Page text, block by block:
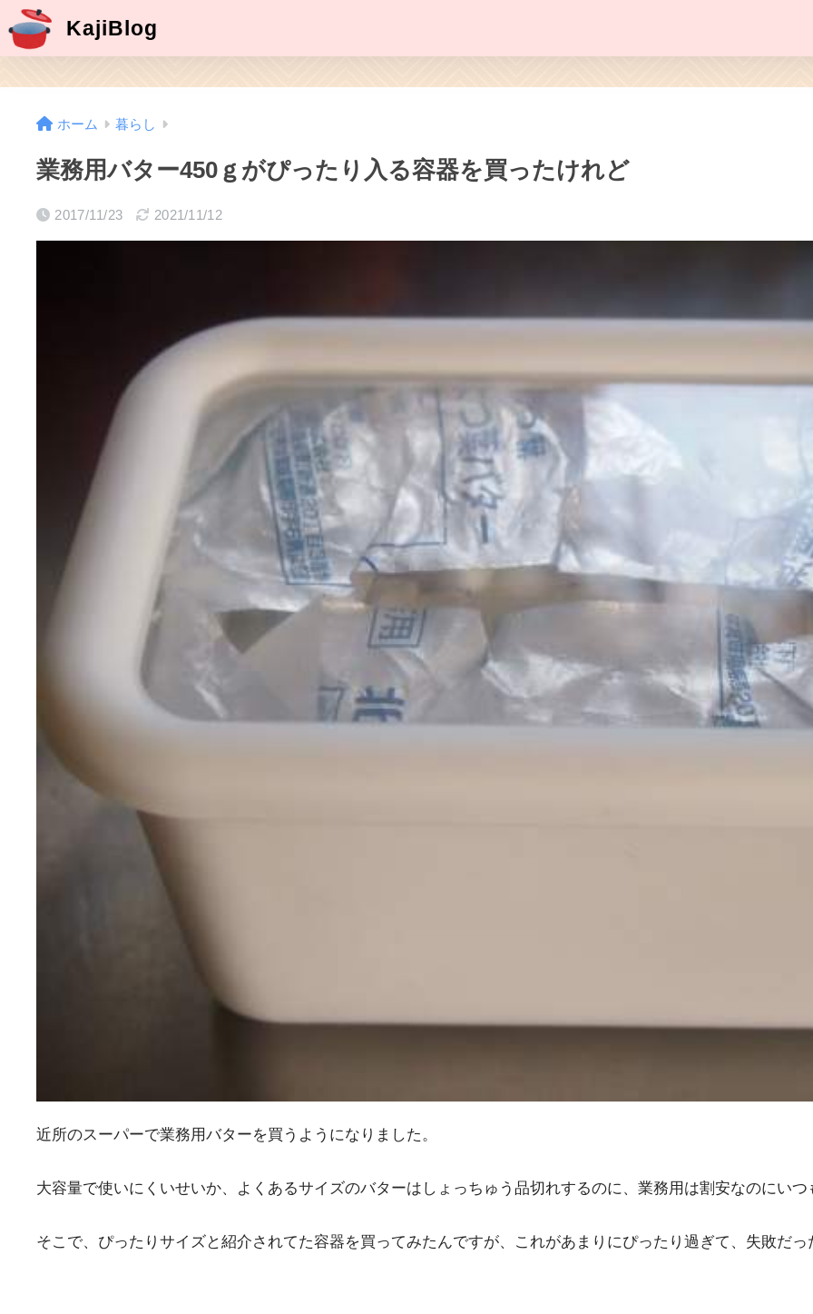
KajiBlog
ホーム 暮らし
業務用バター450ｇがぴったり入る容器を買ったけれど
2017/11/23 2021/11/12
近所のスーパーで業務用バターを買うようになりました。
大容量で使いにくいせいか、よくあるサイズのバターはしょっちゅう品切れするのに、業務用は割安なのにい
そこで、ぴったりサイズと紹介されてた容器を買ってみたんですが、これがあまりにぴったり過ぎて、失敗だっ